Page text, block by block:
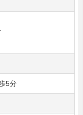
5分